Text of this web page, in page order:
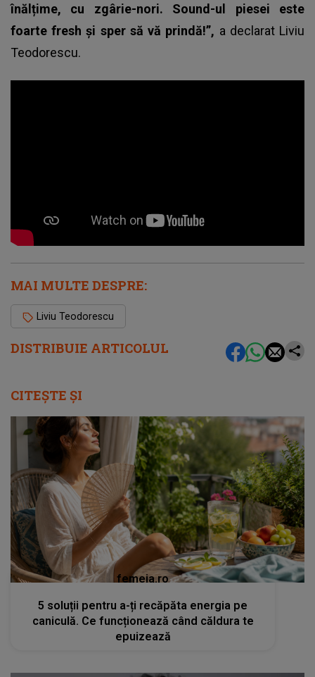
DISTRIBUIE ARTICOLUL
înălțime, cu zgârie-nori. Sound-ul piesei este
foarte fresh și sper să vă prindă!”, a declarat Liviu
Teodorescu.
MAI MULTE DESPRE:
Liviu Teodorescu
CITEȘTE ȘI
femeia.ro
5 soluții pentru a-ți recăpăta energia pe
caniculă. Ce funcționează când căldura te
epuizează